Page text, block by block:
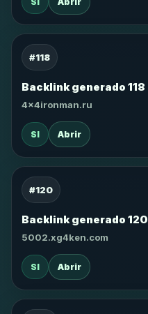
#118
Backlink generado 118
4x4ironman.ru
SI Abrir
#120
Backlink generado 120
5002.xg4ken.com
SI Abrir